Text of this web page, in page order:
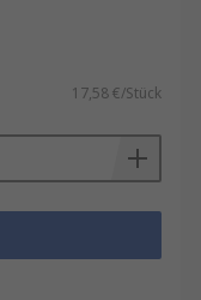
17,58 €/Stück